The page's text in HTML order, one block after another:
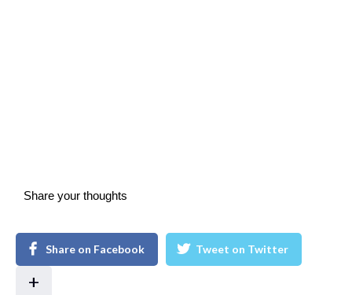
Share your thoughts
Share on Facebook Tweet on Twitter
+